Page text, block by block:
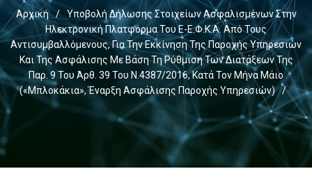
Αρχική /
Υποβολή Δήλωσης Στοιχείων Ασφαλισμένων Στην
Ηλεκτρονική Πλατφόρμα Του E-Ε.Φ.Κ.Α. Από Τους
Αντισυμβαλλόμενους, Για Την Εκκίνηση Της Παροχής Υπηρεσιών
Και Της Ασφάλισης Με Βάση Τη Ρύθμιση Των Διατάξεων Της
Παρ. 9 Του Άρθ. 39 Του Ν.4387/2016, Κατά Τον Μήνα Μάιο
(«μπλοκάκια», Έναρξη Ασφάλισης Παροχής Υπηρεσιών)
/